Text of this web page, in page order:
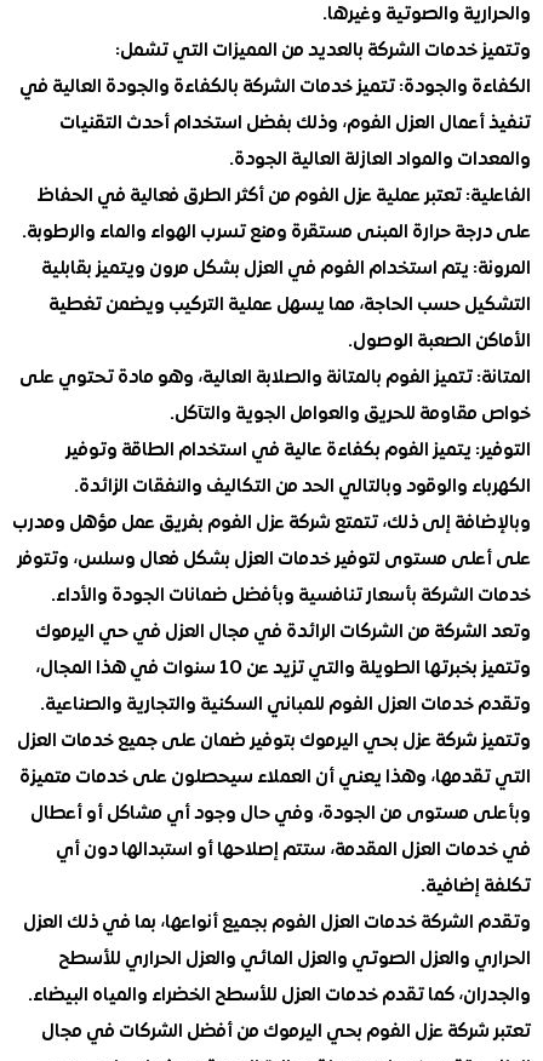
والصوتية وغيرها.
خدمات الشركة بالعديد من المميزات التي تشمل:
والجودة: تتميز خدمات الشركة بالكفاءة والجودة العالية في
العزل الفوم، وذلك بفضل استخدام أحدث التقنيات
والمواد العازلة العالية الجودة.
تعتبر عملية عزل الفوم من أكثر الطرق فعالية في الحفاظ
حرارة المبنى مستقرة ومنع تسرب الهواء والماء والرطوبة.
يتم استخدام الفوم في العزل بشكل مرون ويتميز بقابلية
حسب الحاجة، مما يسهل عملية التركيب ويضمن تغطية
الصعبة الوصول.
تتميز الفوم بالمتانة والصلابة العالية، وهو مادة تحتوي على
للحريق والعوامل الجوية والتآكل.
يتميز الفوم بكفاءة عالية في استخدام الطاقة وتوفير
والوقود وبالتالي الحد من التكاليف والنفقات الزائدة.
إلى ذلك، تتمتع شركة عزل الفوم بفريق عمل مؤهل ومدرب
مستوى لتوفير خدمات العزل بشكل فعال وسلس، وتتوفر
بأسعار تنافسية وبأفضل ضمانات الجودة والأداء.
من الشركات الرائدة في مجال العزل في حي اليرموك
وتتميز بخبرتها الطويلة والتي تزيد عن 10 سنوات في هذا المجال،
العزل الفوم للمباني السكنية والتجارية والصناعية.
شركة عزل بحي اليرموك بتوفير ضمان على جميع خدمات العزل
وهذا يعني أن العملاء سيحصلون على خدمات متميزة
مستوى من الجودة، وفي حال وجود أي مشاكل أو أعطال
العزل المقدمة، ستتم إصلاحها أو استبدالها دون أي
خدمات العزل الفوم بجميع أنواعها، بما في ذلك العزل
والعزل الصوتي والعزل المائي والعزل الحراري للأسطح
كما تقدم خدمات العزل للأسطح الخضراء والمياه البيضاء.
عزل الفوم بحي اليرموك من أفضل الشركات في مجال